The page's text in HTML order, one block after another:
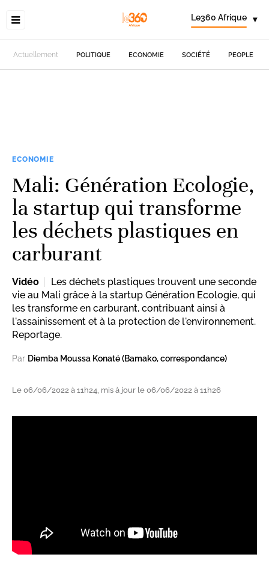
Le360 Afrique ▾
Actuellement POLITIQUE ECONOMIE SOCIÉTÉ PEOPLE
ECONOMIE
Mali: Génération Ecologie,
la startup qui transforme
les déchets plastiques en
carburant
Vidéo
Les déchets plastiques trouvent une seconde
vie au Mali grâce à la startup Génération Ecologie, qui
les transforme en carburant, contribuant ainsi à
l'assainissement et à la protection de l'environnement.
Reportage.
Par Diemba Moussa Konaté (Bamako, correspondance)
Le 06/06/2022 à 11h24, mis à jour le 06/06/2022 à 11h26